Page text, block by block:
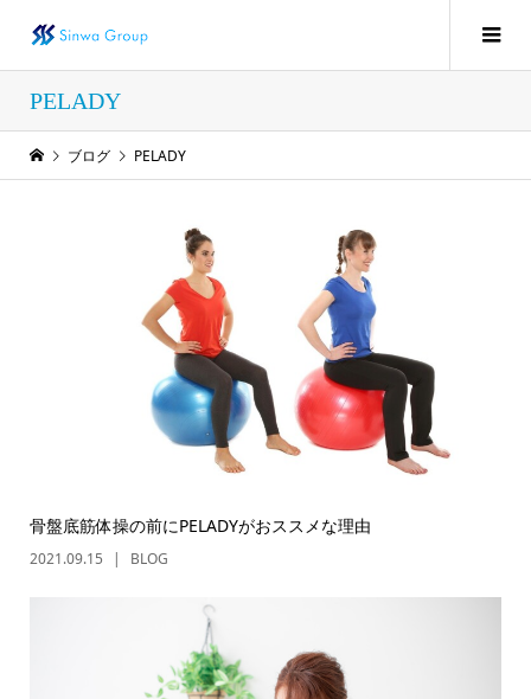
PELADY
ブログ PELADY
骨盤底筋体操の前にPELADYがおススメな理由
2021.09.15 BLOG